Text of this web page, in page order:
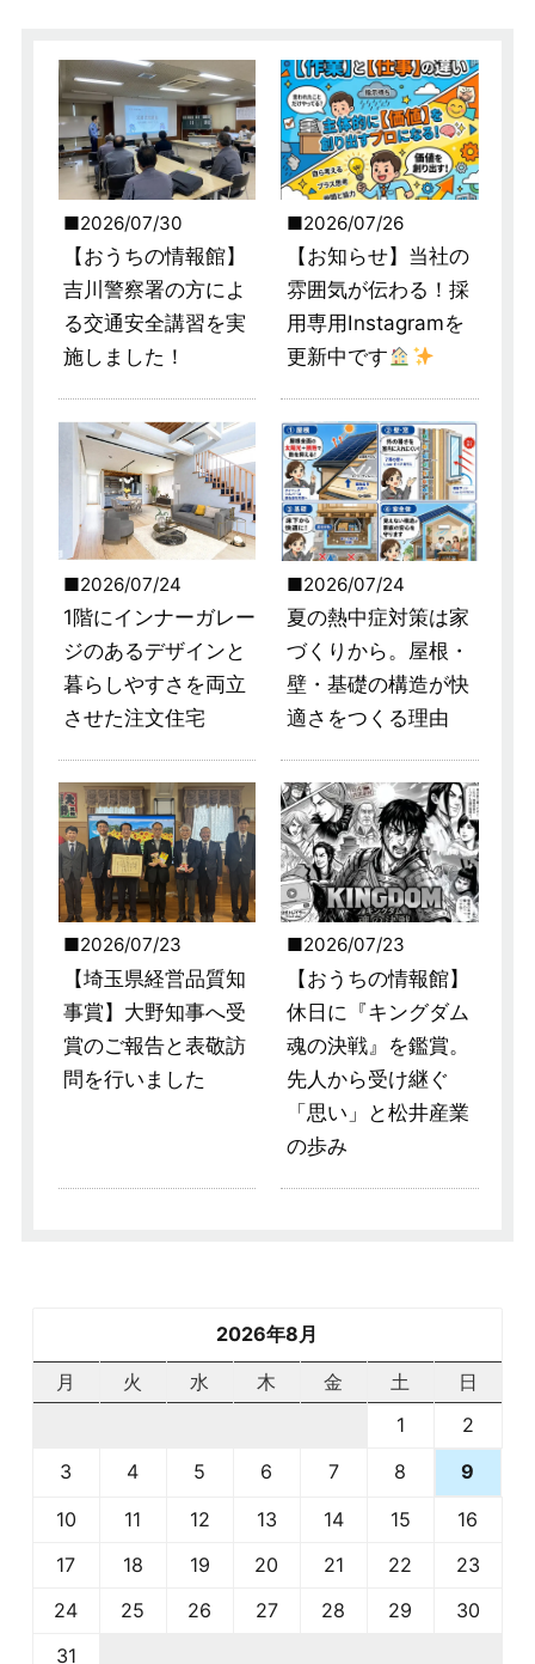
2026/07/30
【おうちの情報館】
吉川警察署の方によ
る交通安全講習を実
施しました！
2026/07/26
【お知らせ】当社の
雰囲気が伝わる！採
用専用Instagramを
更新中です
2026/07/24
1階にインナーガレー
ジのあるデザインと
暮らしやすさを両立
させた注文住宅
2026/07/24
夏の熱中症対策は家
づくりから。屋根・
壁・基礎の構造が快
適さをつくる理由
2026/07/23
【埼玉県経営品質知
事賞】大野知事へ受
賞のご報告と表敬訪
問を行いました
2026/07/23
【おうちの情報館】
休日に『キングダム
魂の決戦』を鑑賞。
先人から受け継ぐ
「思い」と松井産業
の歩み
2026年8月
月
火 水 木 金 土
日
1
2
3
4 5 6 7 8
9
10
11 12 13 14 15
16
17
18 19 20 21 22
23
24
25 26 27 28 29
30
31